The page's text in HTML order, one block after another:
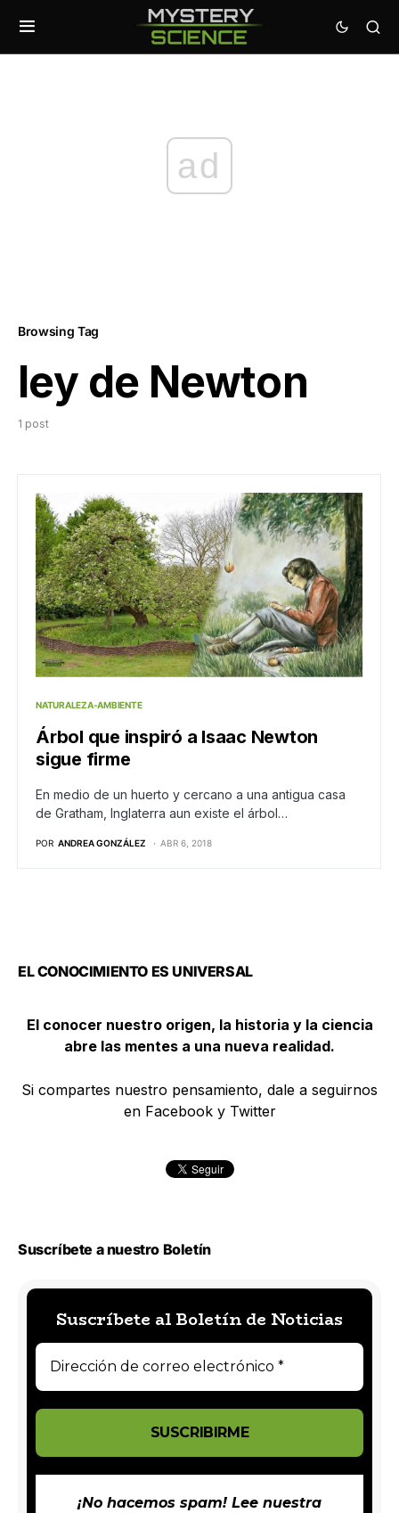
ad
Browsing Tag
ley de Newton
1 post
NATURALEZA-AMBIENTE
Árbol que inspiró a Isaac Newton
sigue firme
En medio de un huerto y cercano a una antigua casa
de Gratham, Inglaterra aun existe el árbol…
POR ANDREA GONZÁLEZ ABR 6, 2018
EL CONOCIMIENTO ES UNIVERSAL
El conocer nuestro origen, la historia y la ciencia
abre las mentes a una nueva realidad.
Si compartes nuestro pensamiento, dale a seguirnos
en Facebook y Twitter
Suscríbete a nuestro Boletín
Suscríbete al Boletín de Noticias
¡No hacemos spam! Lee nuestra